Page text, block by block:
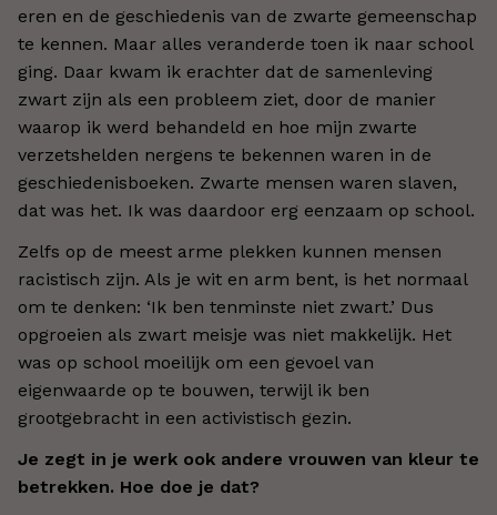
eren en de geschiedenis van de zwarte gemeenschap
te kennen. Maar alles veranderde toen ik naar school
ging. Daar kwam ik erachter dat de samenleving
zwart zijn als een probleem ziet, door de manier
waarop ik werd behandeld en hoe mijn zwarte
verzetshelden nergens te bekennen waren in de
geschiedenisboeken. Zwarte mensen waren slaven,
dat was het. Ik was daardoor erg eenzaam op school.
Zelfs op de meest arme plekken kunnen mensen
racistisch zijn. Als je wit en arm bent, is het normaal
om te denken: ‘Ik ben tenminste niet zwart.’ Dus
opgroeien als zwart meisje was niet makkelijk. Het
was op school moeilijk om een gevoel van
eigenwaarde op te bouwen, terwijl ik ben
grootgebracht in een activistisch gezin.
Je zegt in je werk ook andere vrouwen van kleur te
betrekken. Hoe doe je dat?